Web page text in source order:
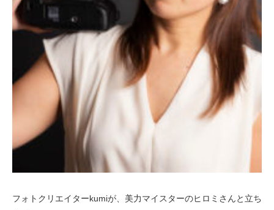
フォトクリエイターkumiが、美力マイスターのヒロミさんと立ち